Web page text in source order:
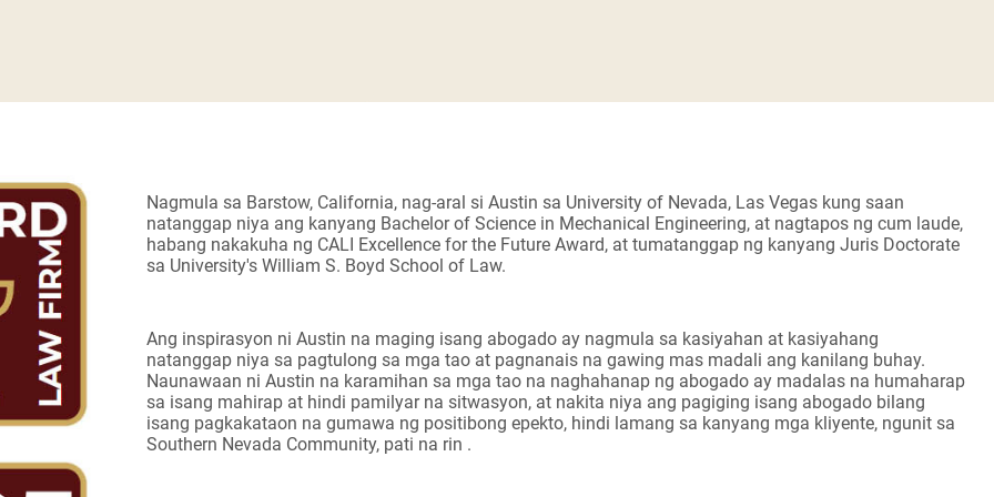
Nagmula sa Barstow, California, nag-aral si Austin sa University of Nevada, Las Vegas kung saan
natanggap niya ang kanyang Bachelor of Science in Mechanical Engineering, at nagtapos ng cum laude,
habang nakakuha ng CALI Excellence for the Future Award, at tumatanggap ng kanyang Juris Doctorate
sa University's William S. Boyd School of Law.
Ang inspirasyon ni Austin na maging isang abogado ay nagmula sa kasiyahan at kasiyahang
natanggap niya sa pagtulong sa mga tao at pagnanais na gawing mas madali ang kanilang buhay.
Naunawaan ni Austin na karamihan sa mga tao na naghahanap ng abogado ay madalas na humaharap
sa isang mahirap at hindi pamilyar na sitwasyon, at nakita niya ang pagiging isang abogado bilang
isang pagkakataon na gumawa ng positibong epekto, hindi lamang sa kanyang mga kliyente, ngunit sa
Southern Nevada Community, pati na rin .